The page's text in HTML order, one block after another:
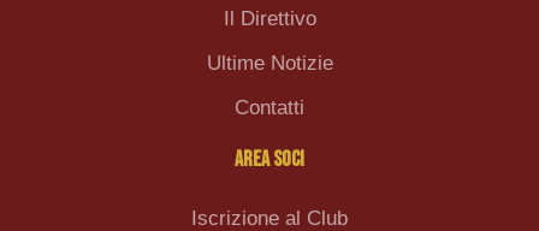
Il Direttivo
Ultime Notizie
Contatti
AREA SOCI
Iscrizione al Club